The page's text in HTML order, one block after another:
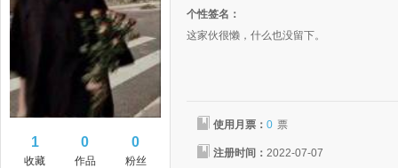
1
收藏
0
作品
0
粉丝
个性签名：
这家伙很懒，什么也没留下。
使用月票： 0 票
注册时间： 2022-07-07